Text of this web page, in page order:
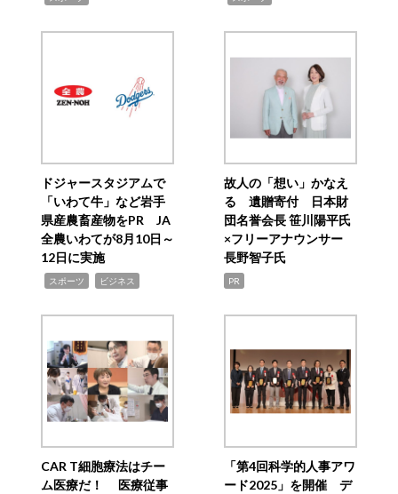
ドジャースタジアムで
「いわて牛」など岩手
県産農畜産物をPR JA
全農いわてが8月10日～
12日に実施
スポーツ ビジネス
故人の「想い」かなえ
る 遺贈寄付 日本財
団名誉会長 笹川陽平氏
×フリーアナウンサー
長野智子氏
PR
CAR T細胞療法はチー
ム医療だ！ 医療従事
「第4回科学的人事アワ
ード2025」を開催 デ